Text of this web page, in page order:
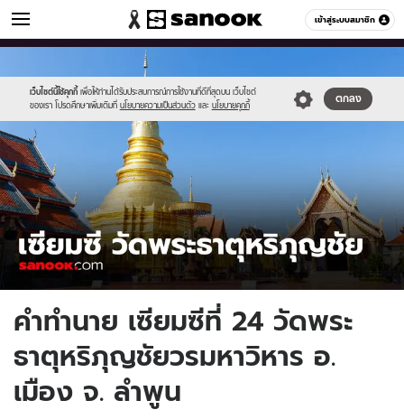
เข้าสู่ระบบสมาชิก
ดูดวง หมวดอื่นๆ
เว็บไซต์นี้ใช้คุกกี้ เพื่อให้ท่านได้รับประสบการณ์การใช้งานที่ดีที่สุดบน เว็บไซต์
ของเรา โปรดศึกษาเพิ่มเติมที่ นโยบายความเป็นส่วนตัว และ นโยบายคุกกี้
ตกลง
//s.isanook.com/sr/0/images/logo-
new-
sanook.png
//s.isanook.com/ho/0/ud/1/8545/horo_cover_thumbnail1200x720_.jpg
คำทำนาย เซียมซีที่ 24 วัดพระ
ธาตุหริภุญชัยวรมหาวิหาร อ.
เมือง จ. ลำพูน